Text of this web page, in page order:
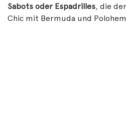
Sabots oder Espadrilles, die
Chic mit Bermuda und